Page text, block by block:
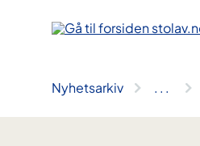
Nyhetsarkiv .. .